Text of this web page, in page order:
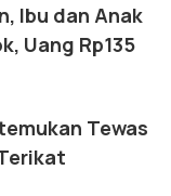
Ibu dan Anak
Uang Rp135
Tewas